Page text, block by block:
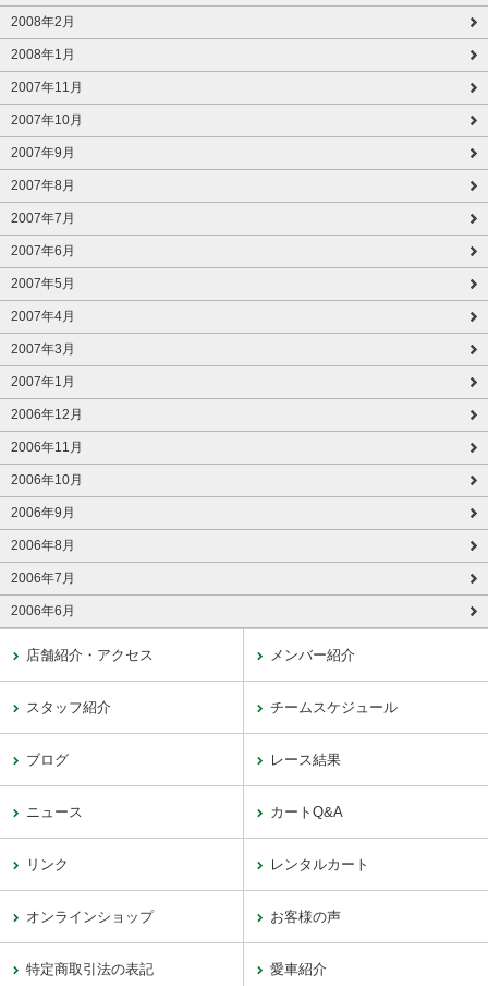
2008年2月
2008年1月
2007年11月
2007年10月
2007年9月
2007年8月
2007年7月
2007年6月
2007年5月
2007年4月
2007年3月
2007年1月
2006年12月
2006年11月
2006年10月
2006年9月
2006年8月
2006年7月
2006年6月
店舗紹介・アクセス メンバー紹介
スタッフ紹介 チームスケジュール
ブログ レース結果
ニュース カートQ&A
リンク レンタルカート
オンラインショップ お客様の声
特定商取引法の表記 愛車紹介